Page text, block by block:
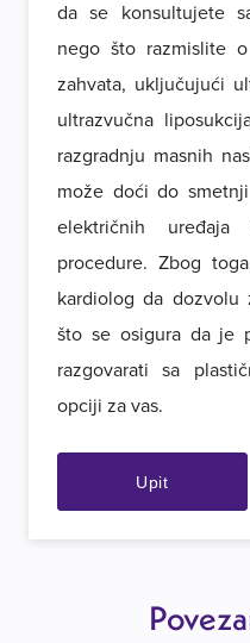
da se konsultujete
nego što razmislite
zahvata, uključujući
ultrazvučna
razgradnju masnih
može doći do
električnih
procedure. Zbog
kardiolog da dozvolu
što se osigura da je
razgovarati sa
opciji za vas.
Upit